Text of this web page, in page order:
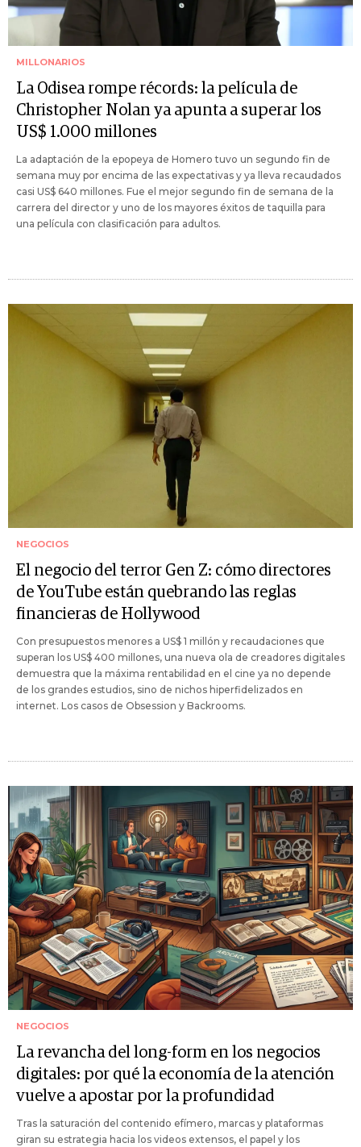
MILLONARIOS
La Odisea rompe récords: la película de
Christopher Nolan ya apunta a superar los
US$ 1.000 millones
La adaptación de la epopeya de Homero tuvo un segundo fin de
semana muy por encima de las expectativas y ya lleva recaudados
casi US$ 640 millones. Fue el mejor segundo fin de semana de la
carrera del director y uno de los mayores éxitos de taquilla para
una película con clasificación para adultos.
NEGOCIOS
El negocio del terror Gen Z: cómo directores
de YouTube están quebrando las reglas
financieras de Hollywood
Con presupuestos menores a US$ 1 millón y recaudaciones que
superan los US$ 400 millones, una nueva ola de creadores digitales
demuestra que la máxima rentabilidad en el cine ya no depende
de los grandes estudios, sino de nichos hiperfidelizados en
internet. Los casos de Obsession y Backrooms.
NEGOCIOS
La revancha del long-form en los negocios
digitales: por qué la economía de la atención
vuelve a apostar por la profundidad
Tras la saturación del contenido efímero, marcas y plataformas
giran su estrategia hacia los videos extensos, el papel y los